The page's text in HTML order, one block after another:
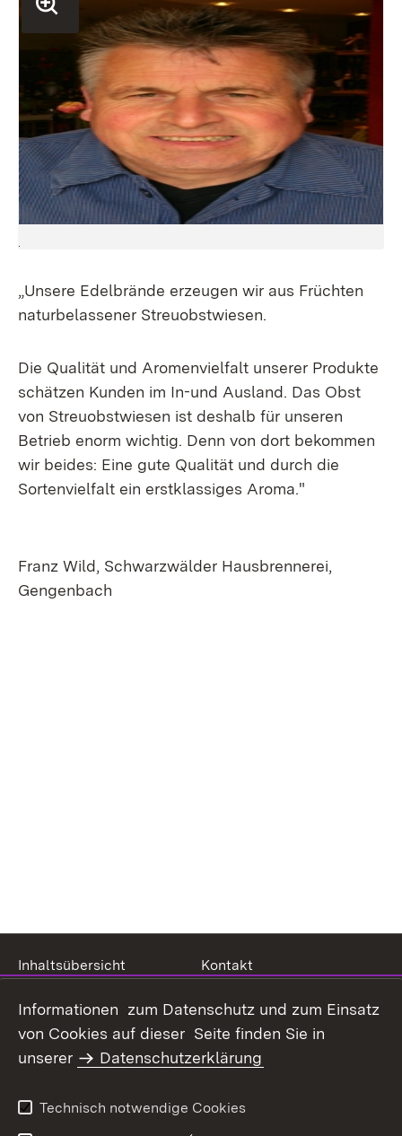
„Unsere Edelbrände erzeugen wir aus Früchten
naturbelassener Streuobstwiesen.
Die Qualität und Aromenvielfalt unserer Produkte
schätzen Kunden im In-und Ausland. Das Obst
von Streuobstwiesen ist deshalb für unseren
Betrieb enorm wichtig. Denn von dort bekommen
wir beides: Eine gute Qualität und durch die
Sortenvielfalt ein erstklassiges Aroma."
Franz Wild, Schwarzwälder Hausbrennerei,
Gengenbach
Inhaltsübersicht
Kontakt
Barrierefreiheit
Benutzungshinweise
Impressum
Informationen zum Datenschutz und zum Einsatz
von Cookies auf dieser Seite finden Sie in
unserer
Datenschutzerklärung
Technisch notwendige Cookies